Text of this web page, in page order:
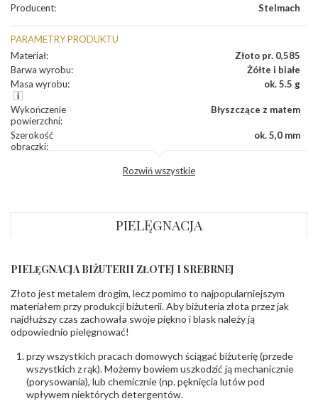
Producent: Stelmach
PARAMETRY PRODUKTU
Materiał:
Złoto pr. 0,585
Barwa wyrobu:
Żółte i białe
Masa wyrobu: ok. 5.5 g
Wykończenie
powierzchni:
Błyszczące z matem
Szerokość
obrączki:
ok. 5,0 mm
INNE PARAMETRY
Producent
odpowiedzialny:
PZ Stelmach Sp. z o.o. ul. Północna 22 45-805
Opole; NIP 7542889545; Tel. +48 77 54 90 100;
biuro@stelmach.pl
Bezpieczeństwo
ostrzeżenia:
Nie nadaje się dla dzieci w wieku poniżej 3 lat
zawierają nikiel
Rozwiń wszystkie
PIELĘGNACJA
PIELĘGNACJA BIŻUTERII ZŁOTEJ I SREBRNEJ
Złoto jest metalem drogim, lecz pomimo to najpopularniejszym
materiałem przy produkcji biżuterii. Aby biżuteria złota przez jak
najdłuższy czas zachowała swoje piękno i blask należy ją
odpowiednio pielęgnować!
przy wszystkich pracach domowych ściągać biżuterię (przede
wszystkich z rąk). Możemy bowiem uszkodzić ją mechanicznie
(porysowania), lub chemicznie (np. pęknięcia lutów pod
wpływem niektórych detergentów.